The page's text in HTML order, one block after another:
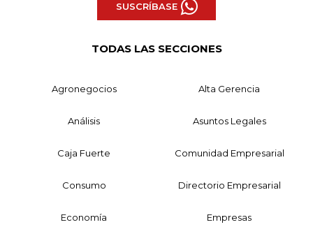
SUSCRÍBASE
TODAS LAS SECCIONES
Agronegocios Alta Gerencia
Análisis Asuntos Legales
Caja Fuerte Comunidad Empresarial
Consumo Directorio Empresarial
Economía Empresas